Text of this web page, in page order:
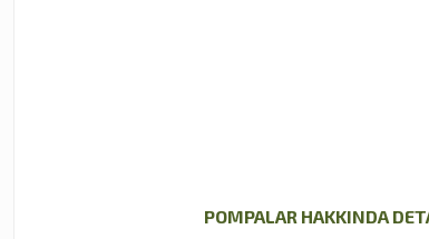
POMPALAR HAKKINDA